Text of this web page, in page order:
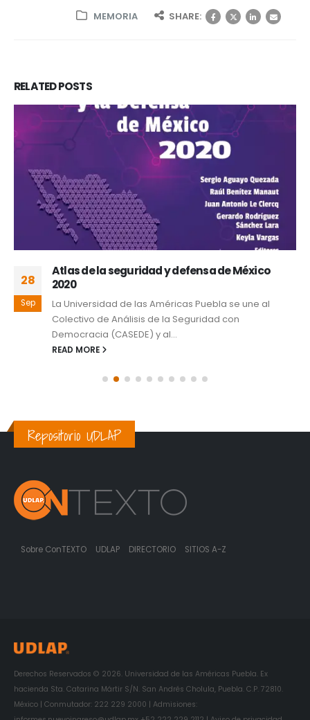
MEMORIA SHARE:
RELATEDPOSTS
28
Sep
Atlas de la seguridad y defensa de México
2020
La Universidad de las Américas Puebla se une al
Colectivo de Análisis de la Seguridad con
Democracia (CASEDE) y al...
READ MORE
Repositorio UDLAP
Sobre ConTEXTO UDLAP DIRECTORIO SITIOS A-Z
Derechos Reservados © 2026. Universidad de las Américas Puebla. Ex
hacienda Sta. Catarina Mártir S/N. San Andrés Cholula, Puebla. C.P. 72810.
México | Conmutador: 222 229 2000 | Admisiones: